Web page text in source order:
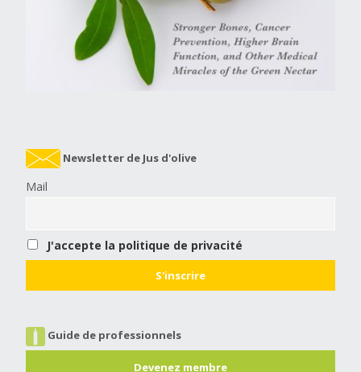
Newsletter de Jus d'olive
Mail
J'accepte la politique de privacité
Guide de professionnels
Devenez membre